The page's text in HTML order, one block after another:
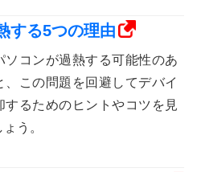
する5つの理由
ソコンが過熱する可能性のあ
、この問題を回避してデバイ
するためのヒントやコツを見
う。